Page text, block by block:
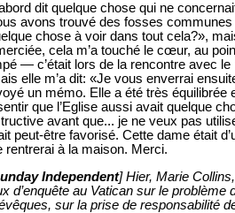
dit quelque chose qui ne
avons trouvé des fosses communes
chose à voir dans tout cela?»,
cela m’a touché le cœur, au
— c’était lors de la rencontre avec
elle m’a dit: «Je vous enverrai
un mémo. Elle a été très
que l’Eglise aussi avait quelque
avant que... je ne veux pas
peut-être favorisé. Cette dame était
rentrerai à la maison. Merci.
Independent] Hier, Marie
d’enquête au Vatican sur le
sur la prise de responsabilité